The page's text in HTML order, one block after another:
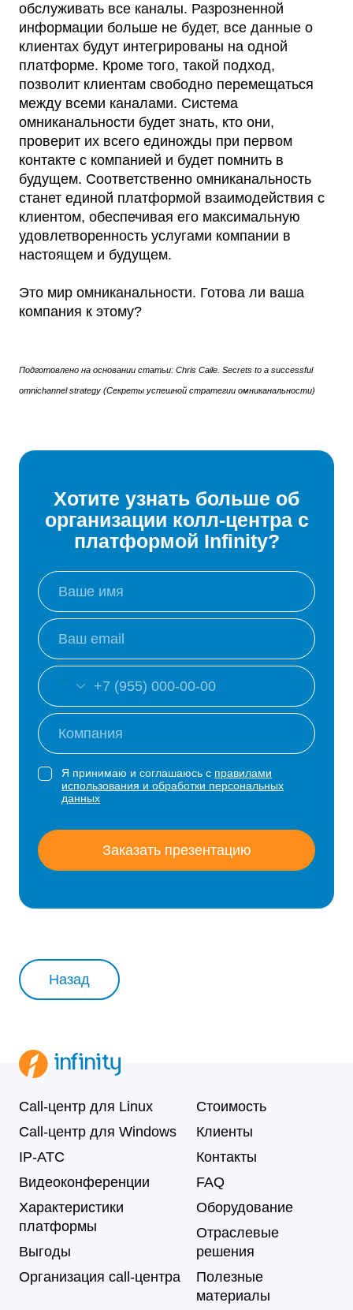
обслуживать все каналы. Разрозненной
информации больше не будет, все данные о
клиентах будут интегрированы на одной
платформе. Кроме того, такой подход,
позволит клиентам свободно перемещаться
между всеми каналами. Система
омниканальности будет знать, кто они,
проверит их всего единожды при первом
контакте с компанией и будет помнить в
будущем. Соответственно омниканальность
станет единой платформой взаимодействия с
клиентом, обеспечивая его максимальную
удовлетворенность услугами компании в
настоящем и будущем.
Это мир омниканальности. Готова ли ваша
компания к этому?
Подготовлено на основании статьи: Chris Caile. Secrets to a successful
omnichannel strategy (Секреты успешной стратегии омниканальности)
Хотите узнать больше об
организации колл-центра с
платформой Infinity?
Я принимаю и соглашаюсь с правилами
использования и обработки персональных
данных
Заказать презентацию
Назад
Call-центр для Linux
Call-центр для Windows
IP-АТС
Видеоконференции
Характеристики
платформы
Выгоды
Организация call-центра
Стоимость
Клиенты
Контакты
FAQ
Оборудование
Отраслевые
решения
Полезные
материалы